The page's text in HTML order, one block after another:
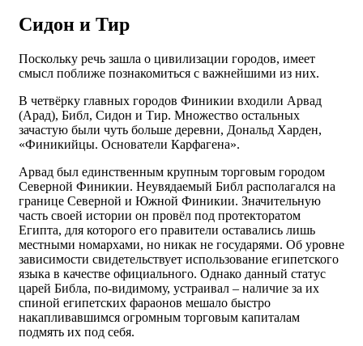
Сидон и Тир
Поскольку речь зашла о цивилизации городов, имеет
смысл поближе познакомиться с важнейшими из них.
В четвёрку главных городов Финикии входили Арвад
(Арад), Библ, Сидон и Тир. Множество остальных
зачастую были чуть больше деревни, Дональд Харден,
«Финикийцы. Основатели Карфагена».
Арвад был единственным крупным торговым городом
Северной Финикии. Неувядаемый Библ располагался на
границе Северной и Южной Финикии. Значительную
часть своей истории он провёл под протекторатом
Египта, для которого его правители оставались лишь
местными номархами, но никак не государями. Об уровне
зависимости свидетельствует использование египетского
языка в качестве официального. Однако данный статус
царей Библа, по-видимому, устраивал – наличие за их
спиной египетских фараонов мешало быстро
накапливавшимся огромным торговым капиталам
подмять их под себя.